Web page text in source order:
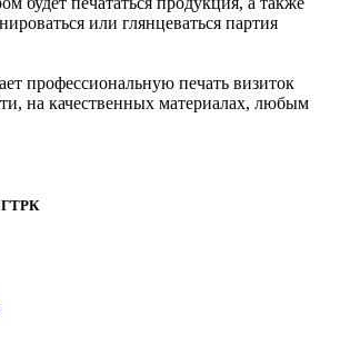
или глянцеваться партия
профессиональную печать визиток
на качественных материалах, любым